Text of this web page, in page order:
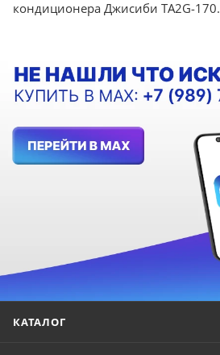
кондиционера Джисиби TA2G-170.
КАТАЛОГ